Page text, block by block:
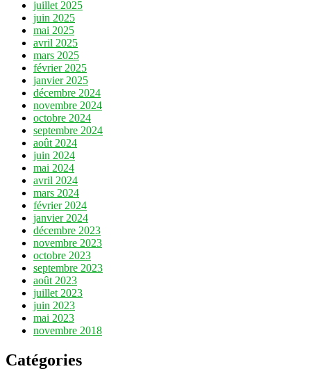
juillet 2025
juin 2025
mai 2025
avril 2025
mars 2025
février 2025
janvier 2025
décembre 2024
novembre 2024
octobre 2024
septembre 2024
août 2024
juin 2024
mai 2024
avril 2024
mars 2024
février 2024
janvier 2024
décembre 2023
novembre 2023
octobre 2023
septembre 2023
août 2023
juillet 2023
juin 2023
mai 2023
novembre 2018
Catégories